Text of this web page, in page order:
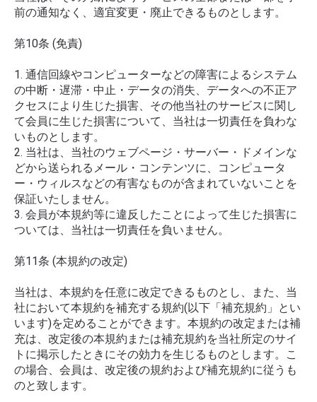
前の通知なく、適宜変更・廃止できるものとします。
第10条 (免責)
1. 通信回線やコンピューターなどの障害によるシステム
の中断・遅滞・中止・データの消失、データへの不正ア
クセスにより生じた損害、その他当社のサービスに関し
て会員に生じた損害について、当社は一切責任を負わな
いものとします。
2. 当社は、当社のウェブページ・サーバー・ドメインな
どから送られるメール・コンテンツに、コンピュータ
ー・ウィルスなどの有害なものが含まれていないことを
保証いたしません。
3. 会員が本規約等に違反したことによって生じた損害に
ついては、当社は一切責任を負いません。
第11条 (本規約の改定)
当社は、本規約を任意に改定できるものとし、また、当
社において本規約を補充する規約(以下「補充規約」とい
います)を定めることができます。本規約の改定または補
充は、改定後の本規約または補充規約を当社所定のサイ
トに掲示したときにその効力を生じるものとします。こ
の場合、会員は、改定後の規約および補充規約に従うも
のと致します。